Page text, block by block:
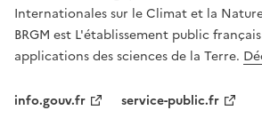
,
É
G
A
L
Internationales sur le Climat et la
BRGM est L'établissement public
applications des sciences de la Terre.
info.gouv.fr
service-public.fr